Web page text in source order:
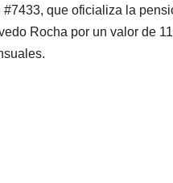
#7433, que oficializa la
Rocha por un valor de